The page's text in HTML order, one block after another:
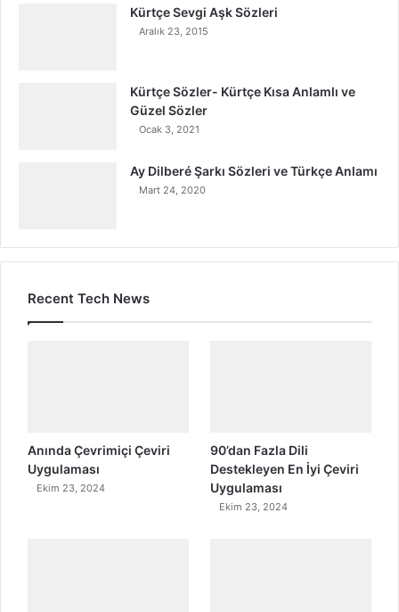
Kürtçe Sevgi Aşk Sözleri
Aralık 23, 2015
Kürtçe Sözler- Kürtçe Kısa Anlamlı ve
Güzel Sözler
Ocak 3, 2021
Ay Dilberé Şarkı Sözleri ve Türkçe Anlamı
Mart 24, 2020
Recent Tech News
Anında Çevrimiçi Çeviri
Uygulaması
Ekim 23, 2024
90’dan Fazla Dili
Destekleyen En İyi Çeviri
Uygulaması
Ekim 23, 2024